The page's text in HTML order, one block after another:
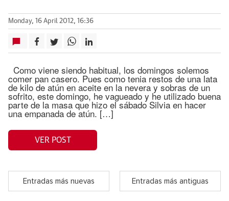
Monday, 16 April 2012, 16:36
Como viene siendo habitual, los domingos solemos
comer pan casero. Pues como tenia restos de una lata
de kilo de atún en aceite en la nevera y sobras de un
sofrito, este domingo, he vagueado y he utilizado buena
parte de la masa que hizo el sábado Silvia en hacer
una empanada de atún. […]
VER POST
Entradas más nuevas Entradas más antiguas